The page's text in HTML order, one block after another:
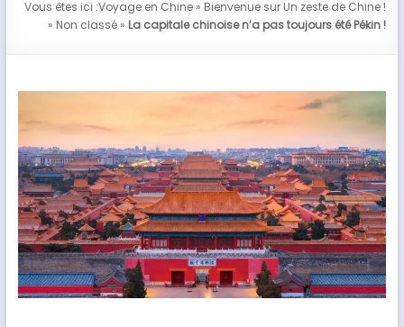
Vous êtes ici :Voyage en Chine » Bienvenue sur Un zeste de Chine !
» Non classé » La capitale chinoise n’a pas toujours été Pékin !